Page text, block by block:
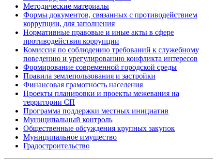
Методические материалы
Формы документов, связанных с противодействием
коррупции, для заполнения
Нормативные правовые и иные акты в сфере
противодействия коррупции
Комиссия по соблюдению требований к служебному
поведению и урегулированию конфликта интересов
Формирование современной городской среды
Правила землепользования и застройки
Финансовая грамотность населения
Проекты планировки и проекты межевания на
территории СП
Программа поддержки местных инициатив
Муниципальный контроль
Общественные обсуждения крупных закупок
Муниципальное имущество
Градостроительство